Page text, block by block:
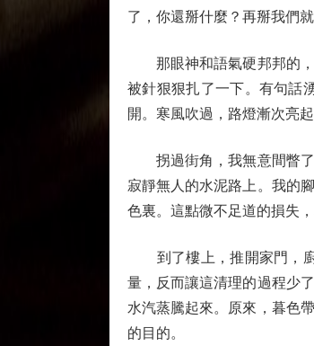
了，你還掰什麼？再掰我們就
那眼神和語氣硬邦邦的，
被針狠狠扎了一下。有句話
開。寒風吹過，路燈漸次亮
拐過街角，我無意間瞥了
寂靜無人的水泥路上。我的
色裏。這點微不足道的損失
到了樓上，推開家門，廚
量，反而讓這清理的過程少
水汽蒸騰起來。原來，暮色
的目的。